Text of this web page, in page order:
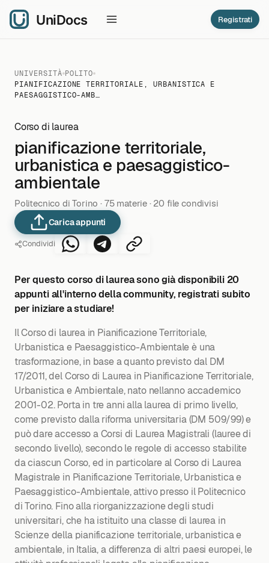
Registrati
UNIVERSITÀ POLITO
PIANIFICAZIONE TERRITORIALE, URBANISTICA E
PAESAGGISTICO-AMB…
Corso di laurea
pianificazione territoriale,
urbanistica e paesaggistico-
ambientale
Politecnico di Torino · 75 materie · 20 file condivisi
Carica appunti
Condividi
Per questo corso di laurea sono già disponibili 20
appunti all'interno della community, registrati subito
per iniziare a studiare!
Il Corso di laurea in Pianificazione Territoriale,
Urbanistica e Paesaggistico-Ambientale è una
trasformazione, in base a quanto previsto dal DM
17/2011, del Corso di Laurea in Pianificazione Territoriale,
Urbanistica e Ambientale, nato nellanno accademico
2001-02. Porta in tre anni alla laurea di primo livello,
come previsto dalla riforma universitaria (DM 509/99) e
può dare accesso a Corsi di Laurea Magistrali (lauree di
secondo livello), secondo le regole di accesso stabilite
da ciascun Corso, ed in particolare al Corso di Laurea
Magistrale in Pianificazione Territoriale, Urbanistica e
Paesaggistico-Ambientale, attivo presso il Politecnico
di Torino. Fino alla riorganizzazione degli studi
universitari, che ha istituito una classe di laurea in
Scienze della pianificazione territoriale, urbanistica e
ambientale, in Italia, a differenza di altri paesi europei, le